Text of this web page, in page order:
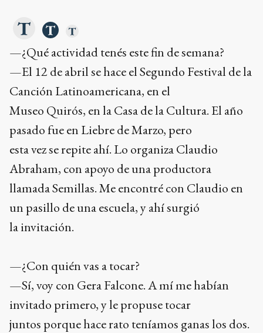
—¿Qué actividad tenés este fin de semana?
—El 12 de abril se hace el Segundo Festival de la
Canción Latinoamericana, en el
Museo Quirós, en la Casa de la Cultura. El año
pasado fue en Liebre de Marzo, pero
esta vez se repite ahí. Lo organiza Claudio
Abraham, con apoyo de una productora
llamada Semillas. Me encontré con Claudio en
un pasillo de una escuela, y ahí surgió
la invitación.
—¿Con quién vas a tocar?
—Sí, voy con Gera Falcone. A mí me habían
invitado primero, y le propuse tocar
juntos porque hace rato teníamos ganas los dos.